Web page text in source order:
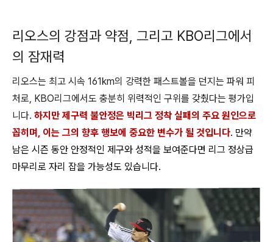
리오스의 강점과 약점, 그리고 KBO리그에서
의 잠재력
리오스는 최고 시속 161km의 강력한 패스트볼을 던지는 파워 피
처로, KBO리그에서도 충분히 위력적인 구위를 갖췄다는 평가입
니다. 하지만 제구력 불안정은 빅리그 정착 실패의 주요 원인으로
꼽히며, 이는 그의 향후 행보에 중요한 변수가 될 것입니다. 만약
남은 시즌 동안 안정적인 제구와 성적을 보여준다면 리그 정상급
마무리로 자리 잡을 가능성도 있습니다.